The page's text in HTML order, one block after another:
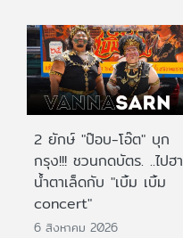
2 ยักษ์ "ป๊อบ-โอ๊ต" บุก
กรุง!!! ชวนกดบัตร. ..ไปฮา
น้ำตาเล็ดกับ "เบิ้ม เบิ้ม
concert"
6 สิงหาคม 2026